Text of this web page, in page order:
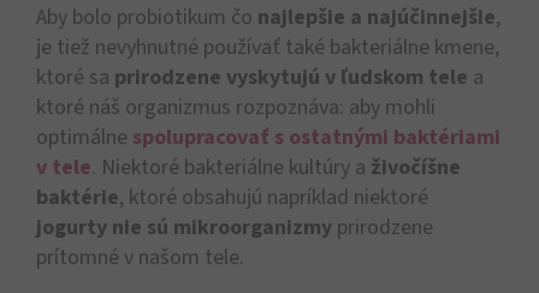
Aby bolo probiotikum čo najlepšie a najúčinnejšie,
je tiež nevyhnutné používať také bakteriálne kmene,
ktoré sa prirodzene vyskytujú v ľudskom tele a
ktoré náš organizmus rozpoznáva: aby mohli
optimálne spolupracovať s ostatnými baktériami
v tele. Niektoré bakteriálne kultúry a živočíšne
baktérie, ktoré obsahujú napríklad niektoré
jogurty nie sú mikroorganizmy prirodzene
prítomné v našom tele.